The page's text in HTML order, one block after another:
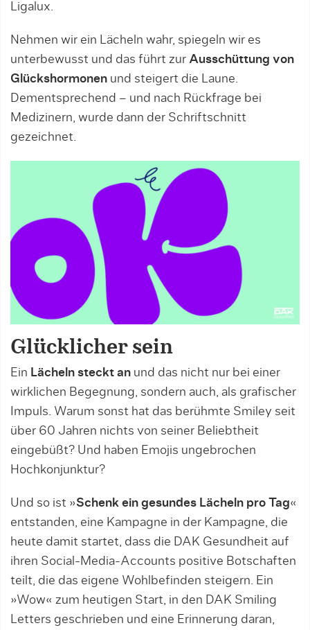
Ligalux.
Nehmen wir ein Lächeln wahr, spiegeln wir es
unterbewusst und das führt zur Ausschüttung von
Glückshormonen und steigert die Laune.
Dementsprechend – und nach Rückfrage bei
Medizinern, wurde dann der Schriftschnitt
gezeichnet.
Glücklicher sein
Ein Lächeln steckt an und das nicht nur bei einer
wirklichen Begegnung, sondern auch, als grafischer
Impuls. Warum sonst hat das berühmte Smiley seit
über 60 Jahren nichts von seiner Beliebtheit
eingebüßt? Und haben Emojis ungebrochen
Hochkonjunktur?
Und so ist »Schenk ein gesundes Lächeln pro Tag«
entstanden, eine Kampagne in der Kampagne, die
heute damit startet, dass die DAK Gesundheit auf
ihren Social-Media-Accounts positive Botschaften
teilt, die das eigene Wohlbefinden steigern. Ein
»Wow« zum heutigen Start, in den DAK Smiling
Letters geschrieben und eine Erinnerung daran,